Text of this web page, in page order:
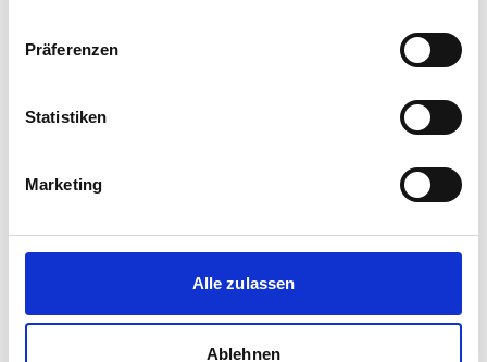
Präferenzen
Statistiken
Marketing
Alle zulassen
Ablehnen
Kuhbier Immobilien KG
Märkische Immobilien